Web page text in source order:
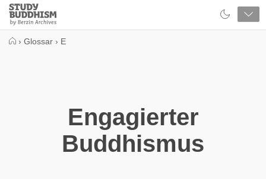
Close
Study
Buddhism
› Glossar › E
Engagierter
Buddhismus